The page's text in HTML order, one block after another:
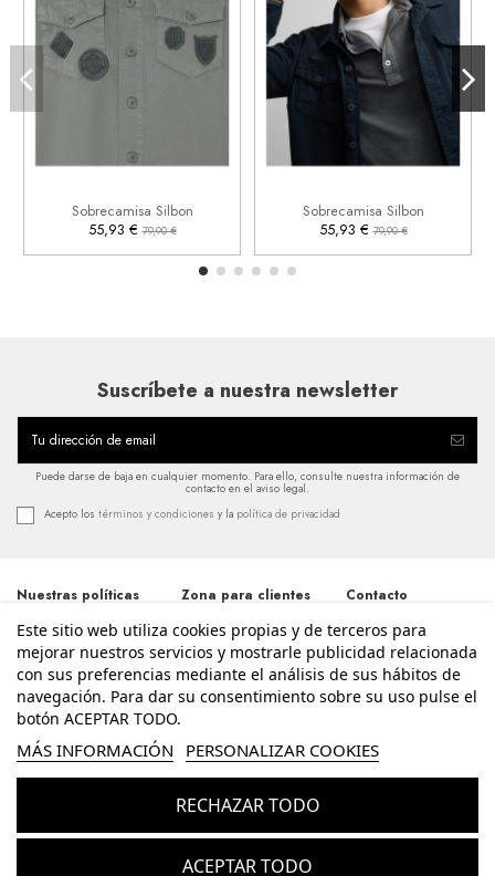
Sobrecamisa Silbon
55,93 €79,90 €
2XL
 Añadir al carrito
Sobrecamisa Silbon
55,93 €79,90 €
2XL
 Añadir al carrito
Suscríbete a nuestra newsletter
Puede darse de baja en cualquier momento. Para ello, consulte nuestra información de
contacto en el aviso legal.
Acepto los términos y condiciones y la política de privacidad
Nuestras políticas
Términos y
condiciones
Política de
privacidad
Aviso legal
Accesibilidad
Zona para clientes
Iniciar sesión
Mi cuenta
Historial de pedidos
Contacte con
Guía Tallas
Contacto
Avda. Santos
Patronos 20, 46600,
Alzira - Valencia
962 411 268
Este sitio web utiliza cookies propias y de terceros para
mejorar nuestros servicios y mostrarle publicidad relacionada
con sus preferencias mediante el análisis de sus hábitos de
navegación. Para dar su consentimiento sobre su uso pulse el
botón ACEPTAR TODO.
MÁS INFORMACIÓN PERSONALIZAR COOKIES
RECHAZAR TODO
ACEPTAR TODO